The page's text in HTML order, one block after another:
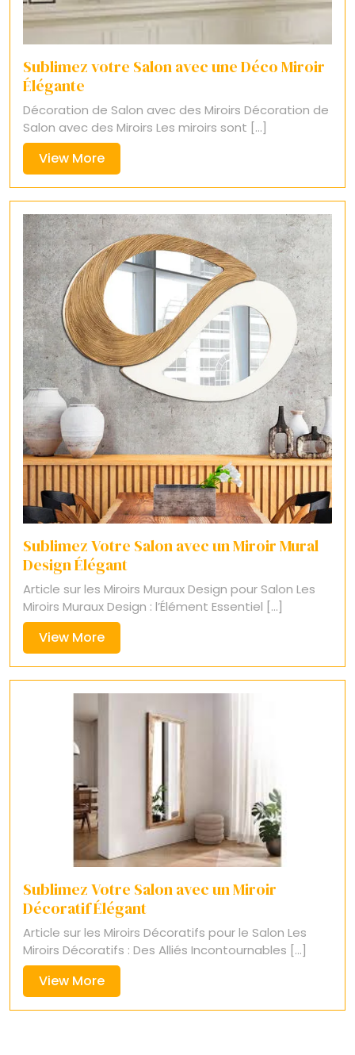
Sublimez votre Salon avec une Déco Miroir
Élégante
Décoration de Salon avec des Miroirs Décoration de
Salon avec des Miroirs Les miroirs sont [...]
View MoreView
More
Sublimez Votre Salon avec un Miroir Mural
Design Élégant
Article sur les Miroirs Muraux Design pour Salon Les
Miroirs Muraux Design : l’Élément Essentiel [...]
View MoreView
More
Sublimez Votre Salon avec un Miroir
Décoratif Élégant
Article sur les Miroirs Décoratifs pour le Salon Les
Miroirs Décoratifs : Des Alliés Incontournables [...]
View MoreView
More